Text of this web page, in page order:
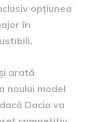
opțiunea
în
arată
noului model
Dacia va